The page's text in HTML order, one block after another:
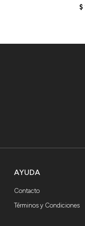
$
AYUDA
Contacto
Términos y Condiciones